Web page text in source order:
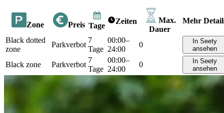
Zone Preis Tage
Zeiten
Max.
Dauer
Mehr
Black dotted
zone
Parkverbot
7
Tage
00:00–
24:00
0
In Seety
ansehen
Black zone Parkverbot
7
Tage
00:00–
24:00
0
In Seety
ansehen